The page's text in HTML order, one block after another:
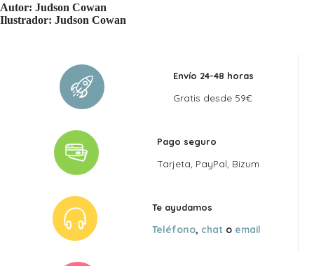
Autor: Judson Cowan
Ilustrador: Judson Cowan
Envío 24-48 horas
Gratis desde 59€
Pago seguro
Tarjeta, PayPal, Bizum
Te ayudamos
Teléfono, chat o email